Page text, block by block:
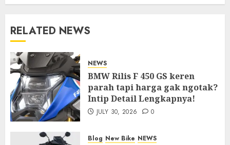
RELATED NEWS
NEWS
BMW Rilis F 450 GS keren
parah tapi harga gak ngotak?
Intip Detail Lengkapnya!
JULY 30, 2026 0
Blog New Bike NEWS